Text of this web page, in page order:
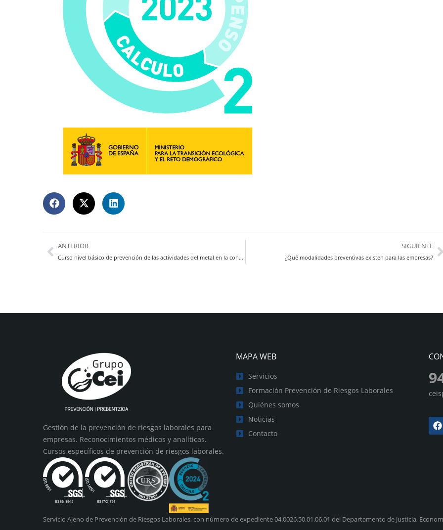
ANTERIOR
Curso nivel básico de prevención de las actividades del metal en la construcción
SIGUIENTE
¿Qué modalidades preventivas existen para las empresas?
Gestión de la prevención de riesgos laborales para
empresas. Reconocimientos médicos y analíticas.
Cursos específicos de prevención de riesgos laborales.
MAPA WEB
Servicios
Formación Prevención de Riesgos Laborales
Quiénes somos
Noticias
Contacto
Servicio Ajeno de Prevención de Riesgos Laborales, con número de expediente 04.0026.50.01.06.01 del Departamento de Justicia,